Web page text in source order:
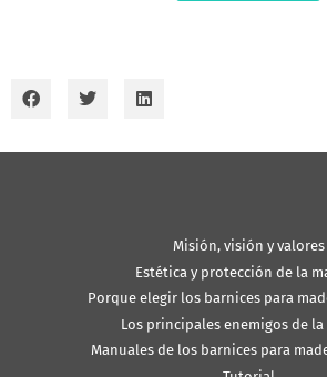
Misión, visión y valores
Estética y protección de la
Porque elegir los barnices para
Los principales enemigos de la
Manuales de los barnices para